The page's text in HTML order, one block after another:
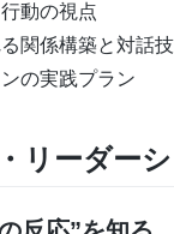
動の視点
関係構築と対話
の実践プラン
リーダー